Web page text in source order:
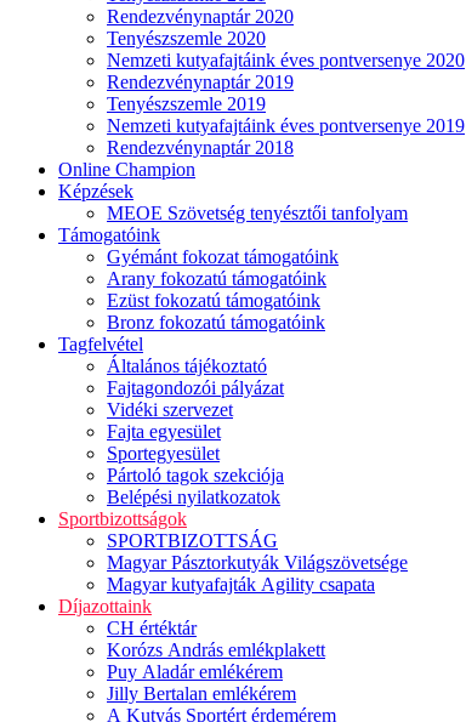
Rendezvénynaptár 2020
Tenyészszemle 2020
Nemzeti kutyafajtáink éves pontversenye 2020
Rendezvénynaptár 2019
Tenyészszemle 2019
Nemzeti kutyafajtáink éves pontversenye 2019
Rendezvénynaptár 2018
Online Champion
Képzések
MEOE Szövetség tenyésztői tanfolyam
Támogatóink
Gyémánt fokozat támogatóink
Arany fokozatú támogatóink
Ezüst fokozatú támogatóink
Bronz fokozatú támogatóink
Tagfelvétel
Általános tájékoztató
Fajtagondozói pályázat
Vidéki szervezet
Fajta egyesület
Sportegyesület
Pártoló tagok szekciója
Belépési nyilatkozatok
Sportbizottságok
SPORTBIZOTTSÁG
Magyar Pásztorkutyák Világszövetsége
Magyar kutyafajták Agility csapata
Díjazottaink
CH értéktár
Korózs András emlékplakett
Puy Aladár emlékérem
Jilly Bertalan emlékérem
A Kutyás Sportért érdemérem